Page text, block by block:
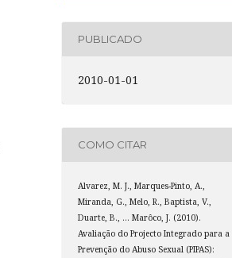
PUBLICADO
2010-01-01
COMO CITAR
Alvarez, M. J., Marques-Pinto, A.,
Miranda, G., Melo, R., Baptista, V.,
Duarte, B., … Marôco, J. (2010).
Avaliação do Projecto Integrado para a
Prevenção do Abuso Sexual (PIPAS):